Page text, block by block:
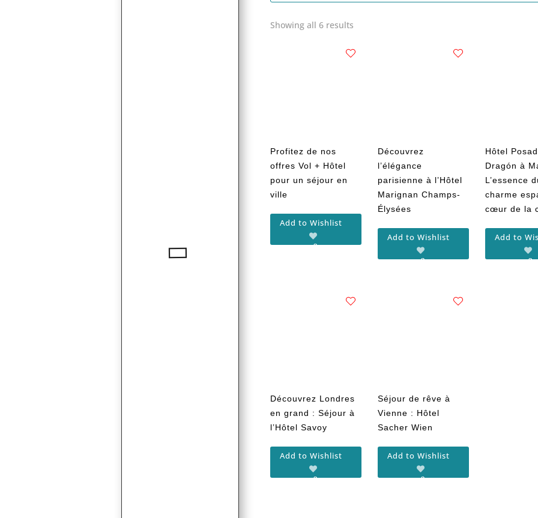
Showing all 6 results
Profitez de nos
offres Vol + Hôtel
pour un séjour en
ville
Add to Wishlist
Découvrez
l’élégance
parisienne à l’Hôtel
Marignan Champs-
Élysées
Add to Wishlist
Hôtel
Dragón à
L’essence
charme
cœur de la
Add to
Découvrez Londres
en grand : Séjour à
l’Hôtel Savoy
Add to Wishlist
Séjour de rêve à
Vienne : Hôtel
Sacher Wien
Add to Wishlist